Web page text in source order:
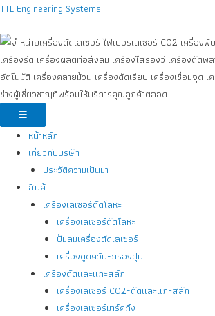
TTL Engineering Systems
หน้าหลัก
เกี่ยวกับบริษัท
ประวัติความเป็นมา
สินค้า
เครื่องเลเซอร์ตัดโลหะ
เครื่องเลเซอร์ตัดโลหะ
ปั้มลมเครื่องตัดเลเซอร์
เครื่องดูดควัน-กรองฝุ่น
เครื่องตัดและแกะสลัก
เครื่องเลเซอร์ CO2-ตัดและแกะสลัก
เครื่องเลเซอร์มาร์คกิ้ง